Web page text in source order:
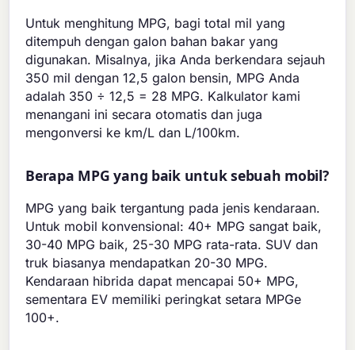
Untuk menghitung MPG, bagi total mil yang
ditempuh dengan galon bahan bakar yang
digunakan. Misalnya, jika Anda berkendara sejauh
350 mil dengan 12,5 galon bensin, MPG Anda
adalah 350 ÷ 12,5 = 28 MPG. Kalkulator kami
menangani ini secara otomatis dan juga
mengonversi ke km/L dan L/100km.
Berapa MPG yang baik untuk sebuah mobil?
MPG yang baik tergantung pada jenis kendaraan.
Untuk mobil konvensional: 40+ MPG sangat baik,
30-40 MPG baik, 25-30 MPG rata-rata. SUV dan
truk biasanya mendapatkan 20-30 MPG.
Kendaraan hibrida dapat mencapai 50+ MPG,
sementara EV memiliki peringkat setara MPGe
100+.